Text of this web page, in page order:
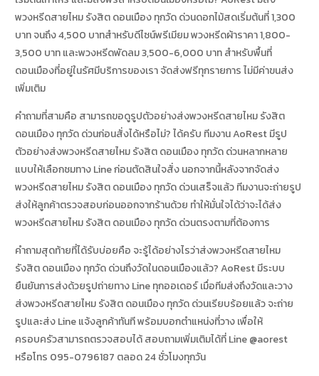
พวงหรีดสายไหม รังสิต ดอนเมือง ทุกวัด ด่วนดอกไม้สดเริ่มต้นที่ 1,300
บาท จนถึง 4,500 บาทสำหรับดีไซน์พรีเมียม พวงหรีดผ้าราคา 1,800-
3,500 บาท และพวงหรีดพัดลม 3,500-6,000 บาท สำหรับพื้นที่
ดอนเมืองที่อยู่ในรัศมีบริการของเรา จัดส่งฟรีทุกรายการ ไม่มีค่าขนส่ง
เพิ่มเติม
คำถามที่สามคือ สามารถขอดูรูปตัวอย่างส่งพวงหรีดสายไหม รังสิต
ดอนเมือง ทุกวัด ด่วนก่อนสั่งได้หรือไม่? ได้ครับ ทีมงาน AoRest มีรูป
ตัวอย่างส่งพวงหรีดสายไหม รังสิต ดอนเมือง ทุกวัด ด่วนหลากหลาย
แบบให้เลือกชมทาง Line ก่อนตัดสินใจสั่ง นอกจากนี้หลังจากจัดส่ง
พวงหรีดสายไหม รังสิต ดอนเมือง ทุกวัด ด่วนเสร็จแล้ว ทีมงานจะถ่ายรูป
ส่งให้ลูกค้าตรวจสอบก่อนออกจากร้านด้วย ทำให้มั่นใจได้ว่าจะได้ส่ง
พวงหรีดสายไหม รังสิต ดอนเมือง ทุกวัด ด่วนตรงตามที่ต้องการ
คำถามสุดท้ายที่ได้รับบ่อยคือ จะรู้ได้อย่างไรว่าส่งพวงหรีดสายไหม
รังสิต ดอนเมือง ทุกวัด ด่วนถึงวัดในดอนเมืองแล้ว? AoRest มีระบบ
ยืนยันการส่งด้วยรูปถ่ายทาง Line ทุกออเดอร์ เมื่อทีมส่งถึงวัดและวาง
ส่งพวงหรีดสายไหม รังสิต ดอนเมือง ทุกวัด ด่วนเรียบร้อยแล้ว จะถ่าย
รูปและส่ง Line แจ้งลูกค้าทันที พร้อมบอกตำแหน่งที่วาง เพื่อให้
ครอบครัวสามารถตรวจสอบได้ สอบถามเพิ่มเติมได้ที่ Line @aorest
หรือโทร 095-0796187 ตลอด 24 ชั่วโมงทุกวัน